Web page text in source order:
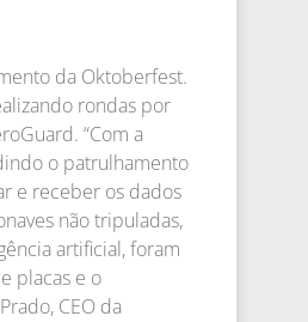
da Oktoberfest.
rondas por
“Com a
o patrulhamento
e receber os dados
não tripuladas,
artificial, foram
placas e o
CEO da